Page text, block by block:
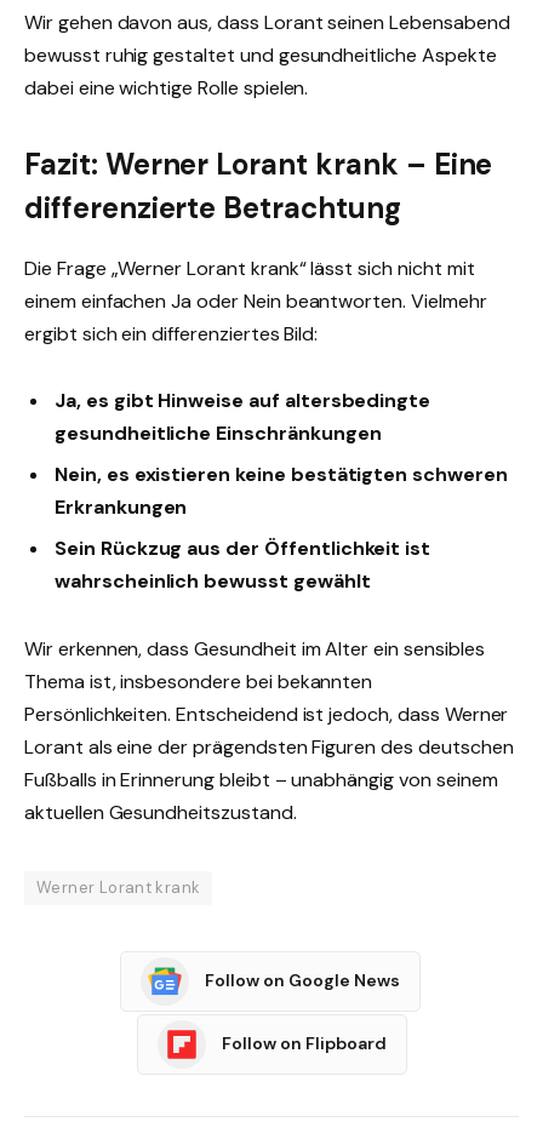
Wir gehen davon aus, dass Lorant seinen Lebensabend
bewusst ruhig gestaltet und gesundheitliche Aspekte
dabei eine wichtige Rolle spielen.
Fazit: Werner Lorant krank – Eine
differenzierte Betrachtung
Die Frage „Werner Lorant krank“ lässt sich nicht mit
einem einfachen Ja oder Nein beantworten. Vielmehr
ergibt sich ein differenziertes Bild:
Ja, es gibt Hinweise auf altersbedingte
gesundheitliche Einschränkungen
Nein, es existieren keine bestätigten schweren
Erkrankungen
Sein Rückzug aus der Öffentlichkeit ist
wahrscheinlich bewusst gewählt
Wir erkennen, dass Gesundheit im Alter ein sensibles
Thema ist, insbesondere bei bekannten
Persönlichkeiten. Entscheidend ist jedoch, dass Werner
Lorant als eine der prägendsten Figuren des deutschen
Fußballs in Erinnerung bleibt – unabhängig von seinem
aktuellen Gesundheitszustand.
Werner Lorant krank
Follow on Google News
Follow on Flipboard